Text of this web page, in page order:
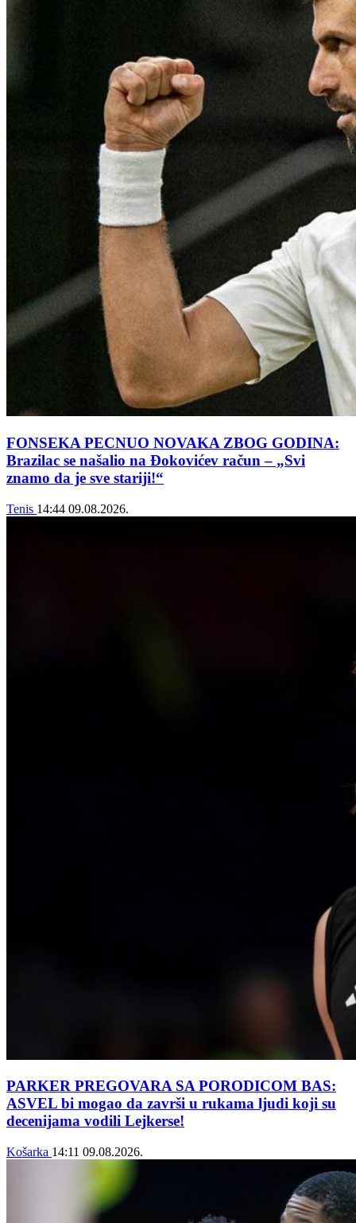
FONSEKA PECNUO NOVAKA ZBOG GODINA:
Brazilac se našalio na Đokovićev račun – „Svi
znamo da je sve stariji!“
Tenis 14:44 09.08.2026.
PARKER PREGOVARA SA PORODICOM BAS:
ASVEL bi mogao da završi u rukama ljudi koji su
decenijama vodili Lejkerse!
Košarka 14:11 09.08.2026.